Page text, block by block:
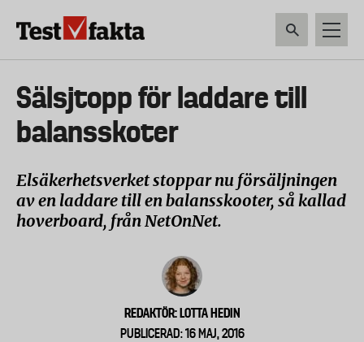
Huvudmeny
ny
Sälsjtopp för laddare till
balansskoter
Elsäkerhetsverket stoppar nu försäljningen
av en laddare till en balansskooter, så kallad
hoverboard, från NetOnNet.
REDAKTÖR: LOTTA HEDIN
PUBLICERAD: 16 MAJ, 2016